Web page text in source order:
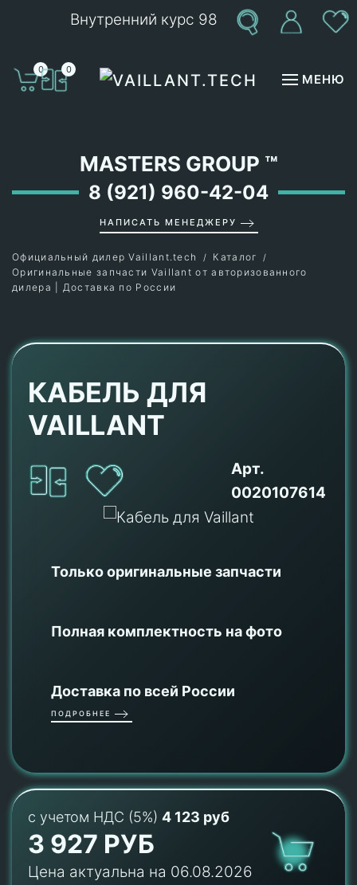
Внутренний курс 98
0 0
МЕНЮ
MASTERS GROUP ™
8 (921) 960-42-04
НАПИСАТЬ МЕНЕДЖЕРУ
Официальный дилер Vaillant.tech
Каталог
Оригинальные запчасти Vaillant от авторизованного
дилера | Доставка по России
КАБЕЛЬ ДЛЯ
VAILLANT
Арт.
0020107614
Только оригинальные запчасти
Полная комплектность на фото
Доставка по всей России
ПОДРОБНЕЕ
с учетом НДС (5%) 4 123 руб
3 927 РУБ
Цена актуальна на 06.08.2026